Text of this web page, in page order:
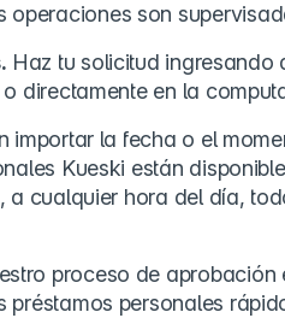
operaciones son
Haz tu solicitud ingresando
directamente en la
importar la fecha o el
Kueski están
a cualquier hora del día,
proceso de aprobación
préstamos personales